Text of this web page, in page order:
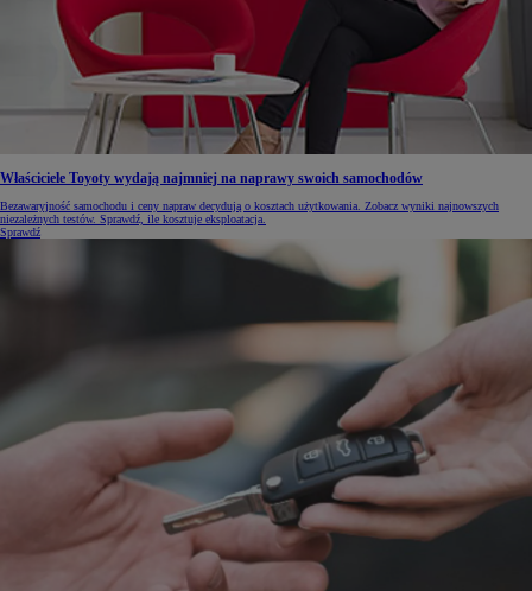
Właściciele Toyoty wydają najmniej na naprawy swoich samochodów
Bezawaryjność samochodu i ceny napraw decydują o kosztach użytkowania. Zobacz wyniki najnowszych
niezależnych testów. Sprawdź, ile kosztuje eksploatacja.
Sprawdź